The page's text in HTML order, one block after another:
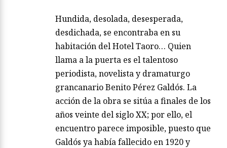
Hundida, desolada, desesperada,
desdichada, se encontraba en su
habitación del Hotel Taoro… Quien
llama a la puerta es el talentoso
periodista, novelista y dramaturgo
grancanario Benito Pérez Galdós. La
acción de la obra se sitúa a finales de los
años veinte del siglo XX; por ello, el
encuentro parece imposible, puesto que
Galdós ya había fallecido en 1920 y